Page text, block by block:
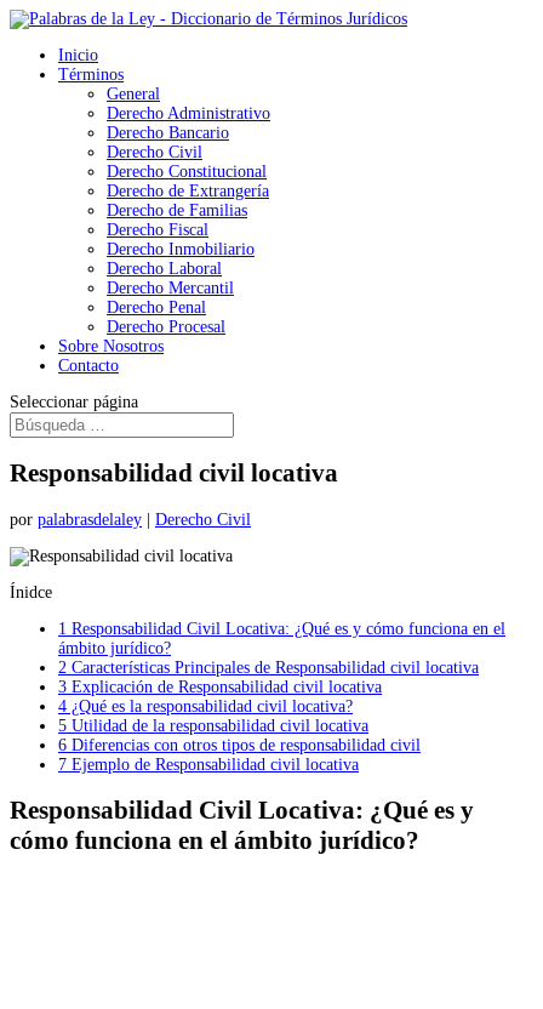
Inicio
Términos
General
Derecho Administrativo
Derecho Bancario
Derecho Civil
Derecho Constitucional
Derecho de Extrangería
Derecho de Familias
Derecho Fiscal
Derecho Inmobiliario
Derecho Laboral
Derecho Mercantil
Derecho Penal
Derecho Procesal
Sobre Nosotros
Contacto
Seleccionar página
Responsabilidad civil locativa
por palabrasdelaley Derecho Civil
Ínidce
1 Responsabilidad Civil Locativa: ¿Qué es y cómo funciona en el
ámbito jurídico?
2 Características Principales de Responsabilidad civil locativa
3 Explicación de Responsabilidad civil locativa
4 ¿Qué es la responsabilidad civil locativa?
5 Utilidad de la responsabilidad civil locativa
6 Diferencias con otros tipos de responsabilidad civil
7 Ejemplo de Responsabilidad civil locativa
Responsabilidad Civil Locativa: ¿Qué es y
cómo funciona en el ámbito jurídico?